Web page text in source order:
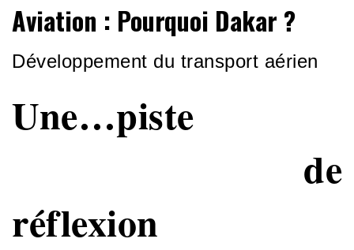
Aviation : Pourquoi Dakar ?
Développement du transport aérien
Une…piste
de
réflexion